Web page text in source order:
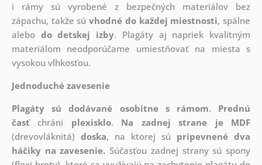
i rámy sú vyrobené z bezpečných materiálov bez
zápachu, takže súvhodné do každej miestnosti, spálne
alebo do detskej izby. Plagáty aj napriek kvalitným
materiálom neodporúčame umiestňovať na miesta s
vysokou vlhkosťou.
Jednoduché zavesenie
Plagáty sú dodávané osobitne s rámom. Prednú
časťchráni plexisklo. Na zadnej strane je
MDF
(drevovláknitá) doska, na ktorej sú pripevnené dva
háčiky na zavesenie.Súčasťou zadnej strany sú spony